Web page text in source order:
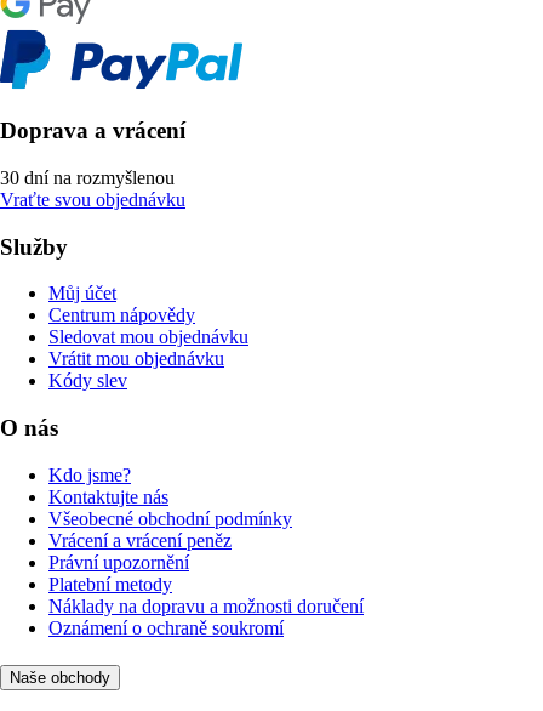
Doprava a vrácení
30 dní na rozmyšlenou
Vraťte svou objednávku
Služby
Můj účet
Centrum nápovědy
Sledovat mou objednávku
Vrátit mou objednávku
Kódy slev
O nás
Kdo jsme?
Kontaktujte nás
Všeobecné obchodní podmínky
Vrácení a vrácení peněz
Právní upozornění
Platební metody
Náklady na dopravu a možnosti doručení
Oznámení o ochraně soukromí
Naše obchody